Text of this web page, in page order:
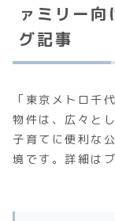
ァミリー
グ記事
「東京メトロ千
物件は、広々と
子育てに便利な
境です。詳細は